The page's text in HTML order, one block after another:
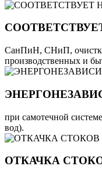
СанПиН, СНиП,
производственных и
при самотечной
вод).
ОТКАЧКА